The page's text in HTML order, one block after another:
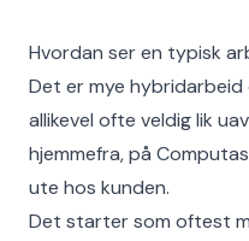
Hvordan ser en typisk
Det er mye hybridarbeid
allikevel ofte veldig lik
hjemmefra, på
ute hos kunden.
Det starter som oftest